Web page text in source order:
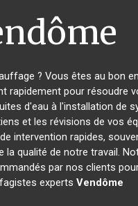
? Vous êtes au bon
pour résoudre
d'eau à l'installation de
et les révisions de vos
intervention rapides,
qualité de notre travail.
par nos clients
experts Vendôme